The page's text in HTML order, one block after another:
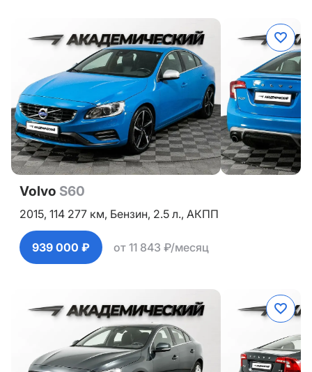
Volvo S60
2015, 114 277 км, Бензин, 2.5 л., АКПП
939 000 ₽ от 11 843 ₽/месяц